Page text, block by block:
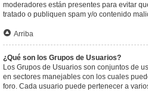
moderadores están presentes para evitar
tratado o publiquen spam y/o contenido
Arriba
¿Qué son los Grupos de Usuarios?
Los Grupos de Usuarios son conjuntos de
en sectores manejables con los cuales
foro. Cada usuario puede pertenecer a